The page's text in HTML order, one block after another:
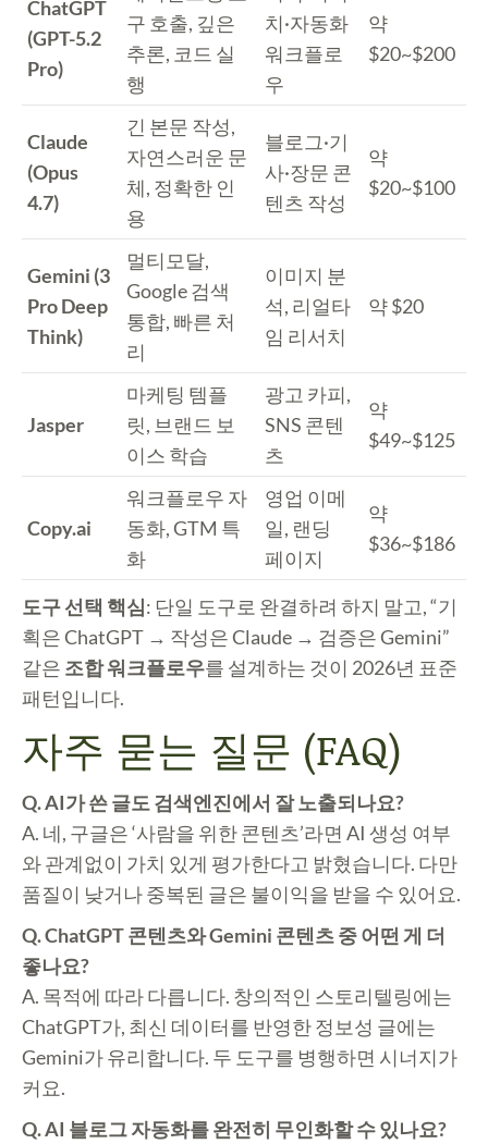
ChatGPT
(GPT-5.2
Pro)
구 호출, 깊은
추론, 코드 실
행
치·자동화
워크플로
우
약
$20~$200
Claude
(Opus
4.7)
긴 본문 작성,
자연스러운 문
체, 정확한 인
용
블로그·기
사·장문 콘
텐츠 작성
약
$20~$100
Gemini (3
Pro Deep
Think)
멀티모달,
Google 검색
통합, 빠른 처
리
이미지 분
석, 리얼타
임 리서치
약 $20
Jasper
마케팅 템플
릿, 브랜드 보
이스 학습
광고 카피,
SNS 콘텐
츠
약
$49~$125
Copy.ai
워크플로우 자
동화, GTM 특
화
영업 이메
일, 랜딩
페이지
약
$36~$186
도구 선택 핵심: 단일 도구로 완결하려 하지 말고, “기
획은 ChatGPT → 작성은 Claude → 검증은 Gemini”
같은 조합 워크플로우를 설계하는 것이 2026년 표준
패턴입니다.
자주 묻는 질문 (FAQ)
Q. AI가 쓴 글도 검색엔진에서 잘 노출되나요?
A. 네, 구글은 ‘사람을 위한 콘텐츠’라면 AI 생성 여부
와 관계없이 가치 있게 평가한다고 밝혔습니다. 다만
품질이 낮거나 중복된 글은 불이익을 받을 수 있어요.
Q. ChatGPT 콘텐츠와 Gemini 콘텐츠 중 어떤 게 더
좋나요?
A. 목적에 따라 다릅니다. 창의적인 스토리텔링에는
ChatGPT가, 최신 데이터를 반영한 정보성 글에는
Gemini가 유리합니다. 두 도구를 병행하면 시너지가
커요.
Q. AI 블로그 자동화를 완전히 무인화할 수 있나요?